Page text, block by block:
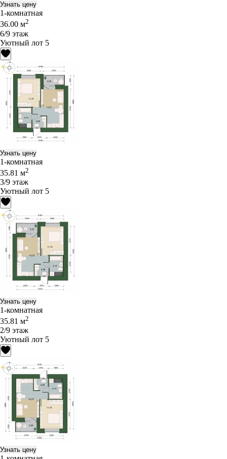
Узнать цену
1-комнатная
36.00 м2
6/9 этаж
Уютный лот 5
Узнать цену
1-комнатная
35.81 м2
3/9 этаж
Уютный лот 5
Узнать цену
1-комнатная
35.81 м2
2/9 этаж
Уютный лот 5
Узнать цену